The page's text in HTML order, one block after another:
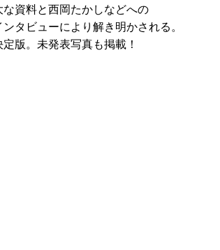
資料と西岡たかしなどへの
タビューにより解き明かされる。
版。未発表写真も掲載！